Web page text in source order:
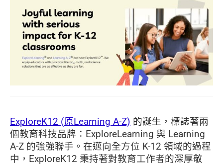
ExploreK12 (原Learning A-Z) 的誕生，標誌著兩
個教育科技品牌：ExploreLearning 與 Learning
A-Z 的強強聯手。在邁向全方位 K-12 領域的過程
中，ExploreK12 秉持著對教育工作者的深厚敬